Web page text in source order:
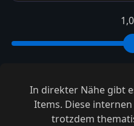
In direkter Nähe gibt
Items. Diese
trotzdem